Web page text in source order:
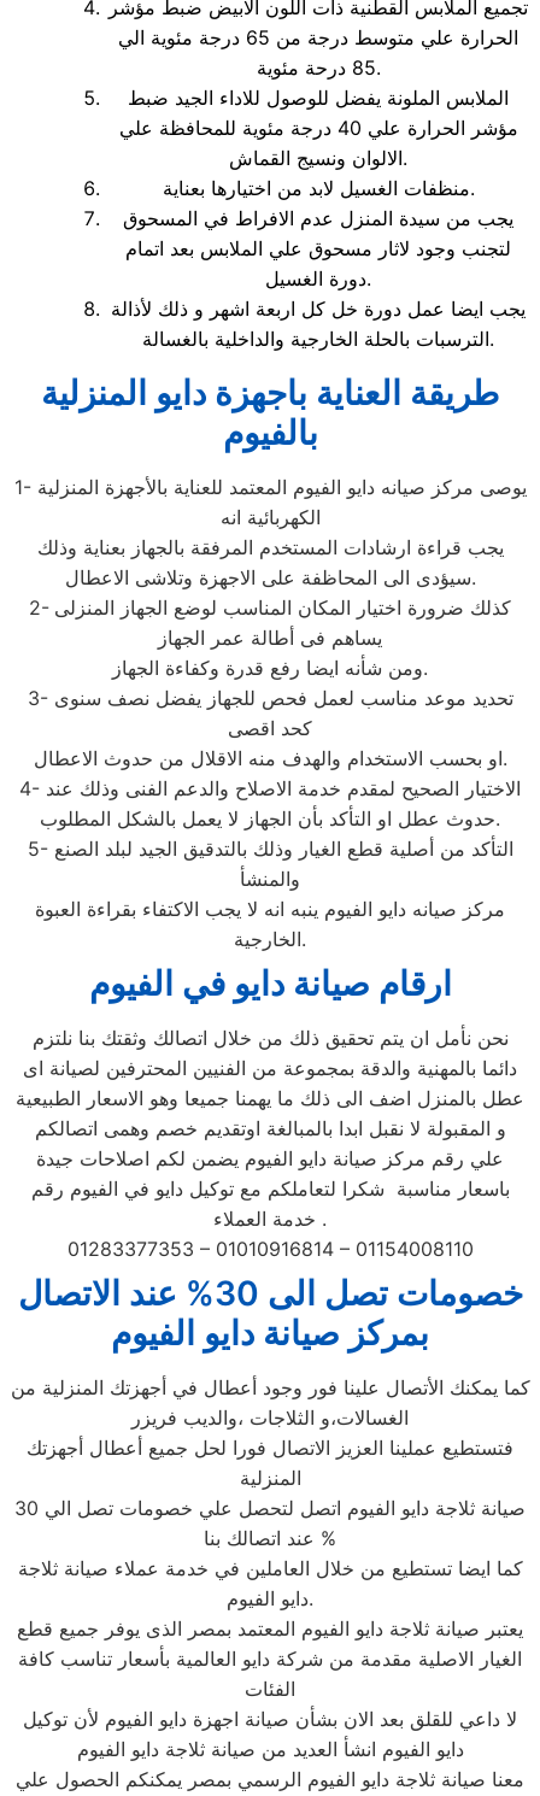
تجميع الملابس القطنية ذات اللون الابيض ضبط مؤشر
الحرارة علي متوسط درجة من 65 درجة مئوية الي
85 درحة مئوية.
الملابس الملونة يفضل للوصول للاداء الجيد ضبط
مؤشر الحرارة علي 40 درجة مئوية للمحافظة علي
الالوان ونسيج القماش.
منظفات الغسيل لابد من اختيارها بعناية.
يجب من سيدة المنزل عدم الافراط في المسحوق
لتجنب وجود لاثار مسحوق علي الملابس بعد اتمام
دورة الغسيل.
يجب ايضا عمل دورة خل كل اربعة اشهر و ذلك لأذالة
الترسبات بالحلة الخارجية والداخلية بالغسالة.
طريقة العناية باجهزة دايو المنزلية
بالفيوم
1- يوصى مركز صيانه دايو الفيوم المعتمد للعناية بالأجهزة المنزلية
الكهربائية انه
يجب قراءة ارشادات المستخدم المرفقة بالجهاز بعناية وذلك
سيؤدى الى المحاظفة على الاجهزة وتلاشى الاعطال.
2- كذلك ضرورة اختيار المكان المناسب لوضع الجهاز المنزلى
يساهم فى أطالة عمر الجهاز
ومن شأنه ايضا رفع قدرة وكفاءة الجهاز.
3- تحديد موعد مناسب لعمل فحص للجهاز يفضل نصف سنوى
كحد اقصى
او بحسب الاستخدام والهدف منه الاقلال من حدوث الاعطال.
4- الاختيار الصحيح لمقدم خدمة الاصلاح والدعم الفنى وذلك عند
حدوث عطل او التأكد بأن الجهاز لا يعمل بالشكل المطلوب.
5- التأكد من أصلية قطع الغيار وذلك بالتدقيق الجيد لبلد الصنع
والمنشأ
مركز صيانه دايو الفيوم ينبه انه لا يجب الاكتفاء بقراءة العبوة
الخارجية.
ارقام صيانة دايو في الفيوم
نحن نأمل ان يتم تحقيق ذلك من خلال اتصالك وثقتك بنا نلتزم
دائما بالمهنية والدقة بمجموعة من الفنيين المحترفين لصيانة اى
عطل بالمنزل اضف الى ذلك ما يهمنا جميعا وهو الاسعار الطبيعية
و المقبولة لا نقبل ابدا بالمبالغة اوتقديم خصم وهمى اتصالكم
علي رقم مركز صيانة دايو الفيوم يضمن لكم اصلاحات جيدة
باسعار مناسبة شكرا لتعاملكم مع توكيل دايو في الفيوم رقم
خدمة العملاء .
01283377353 – 01010916814 – 01154008110
خصومات تصل الى 30% عند الاتصال
بمركز صيانة دايو الفيوم
كما يمكنك الأتصال علينا فور وجود أعطال في أجهزتك المنزلية من
الغسالات،و الثلاجات ،والديب فريزر
فتستطيع عملينا العزيز الاتصال فورا لحل جميع أعطال أجهزتك
المنزلية
صيانة ثلاجة دايو الفيوم اتصل لتحصل علي خصومات تصل الي 30
% عند اتصالك بنا
كما ايضا تستطيع من خلال العاملين في خدمة عملاء صيانة ثلاجة
دايو الفيوم.
يعتبر صيانة ثلاجة دايو الفيوم المعتمد بمصر الذى يوفر جميع قطع
الغيار الاصلية مقدمة من شركة دايو العالمية بأسعار تناسب كافة
الفئات
لا داعي للقلق بعد الان بشأن صيانة اجهزة دايو الفيوم لأن توكيل
دايو الفيوم انشأ العديد من صيانة ثلاجة دايو الفيوم
معنا صيانة ثلاجة دايو الفيوم الرسمي بمصر يمكنكم الحصول علي